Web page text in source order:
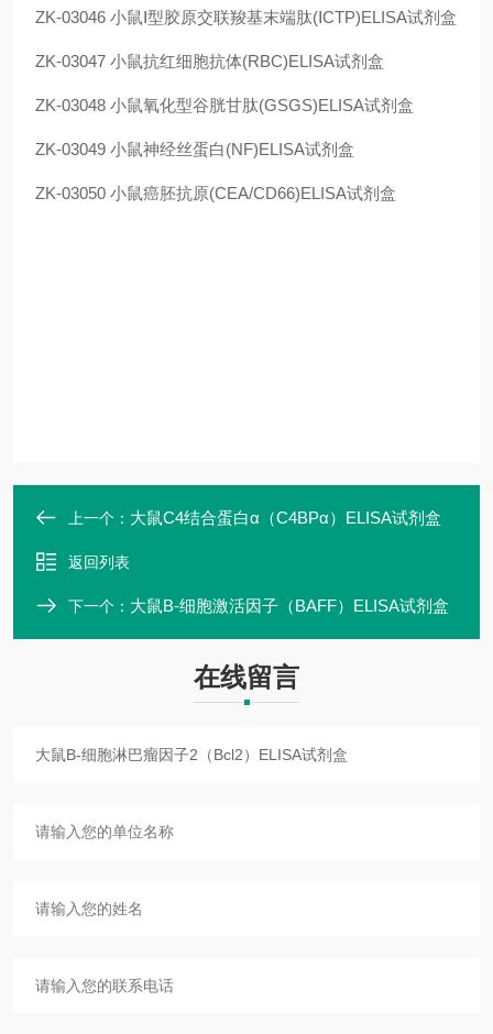
ZK-03046 小鼠Ⅰ型胶原交联羧基末端肽(ⅠCTP)ELISA试剂盒
ZK-03047 小鼠抗红细胞抗体(RBC)ELISA试剂盒
ZK-03048 小鼠氧化型谷胱甘肽(GSGS)ELISA试剂盒
ZK-03049 小鼠神经丝蛋白(NF)ELISA试剂盒
ZK-03050 小鼠癌胚抗原(CEA/CD66)ELISA试剂盒
上一个： 大鼠C4结合蛋白α（C4BPα）ELISA试剂盒
返回列表
下一个： 大鼠B-细胞激活因子（BAFF）ELISA试剂盒
在线留言